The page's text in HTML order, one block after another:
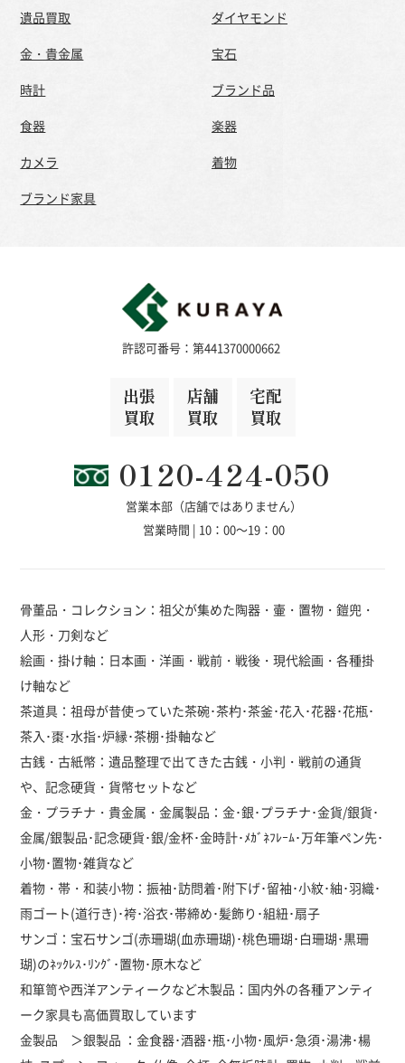
遺品買取
ダイヤモンド
金・貴金属
宝石
時計
ブランド品
食器
楽器
カメラ
着物
ブランド家具
許認可番号：第441370000662
出張
買取
店舗
買取
宅配
買取
0120-424-050
営業本部（店舗ではありません）
営業時間 | 10：00～19：00
骨董品・コレクション：祖父が集めた陶器・壷・置物・鎧兜・
人形・刀剣など
絵画・掛け軸：日本画・洋画・戦前・戦後・現代絵画・各種掛
け軸など
茶道具：祖母が昔使っていた茶碗･茶杓･茶釜･花入･花器･花瓶･
茶入･棗･水指･炉縁･茶棚･掛軸など
古銭・古紙幣：遺品整理で出てきた古銭・小判・戦前の通貨
や、記念硬貨・貨幣セットなど
金・プラチナ・貴金属・金属製品：金･銀･プラチナ･金貨/銀貨･
金属/銀製品･記念硬貨･銀/金杯･金時計･ﾒｶﾞﾈﾌﾚｰﾑ･万年筆ペン先･
小物･置物･雑貨など
着物・帯・和装小物：振袖･訪問着･附下げ･留袖･小紋･紬･羽織･
雨ゴート(道行き)･袴･浴衣･帯締め･髪飾り･組紐･扇子
サンゴ：宝石サンゴ(赤珊瑚(血赤珊瑚)･桃色珊瑚･白珊瑚･黒珊
瑚)のﾈｯｸﾚｽ･ﾘﾝｸﾞ･置物･原木など
和箪笥や西洋アンティークなど木製品：国内外の各種アンティ
ーク家具も高価買取しています
金製品 ＞銀製品 ：金食器･酒器･瓶･小物･風炉･急須･湯沸･楊